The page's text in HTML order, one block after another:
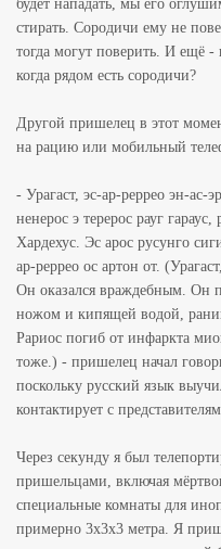
будет нападать, мы его
стирать. Сородичи ему не
тогда могут поверить. И ещё -
когда рядом есть сородичи?
Другой пришелец в этот
на рацию или мобильный
- Урагаст, эс-ар-реррео эн-ас-
ненерос э терерос рауг
Хардехус. Эс арос русунго
ар-реррео ос артон от.
Он оказался враждебным. Он
ножом и кипящей водой,
Рариос погиб от инфаркта
тоже.) - пришелец начал
поскольку русский язык
контактирует с
Через секунду я был
пришельцами, включая
специальные комнаты для
примерно 3x3x3 метра. Я